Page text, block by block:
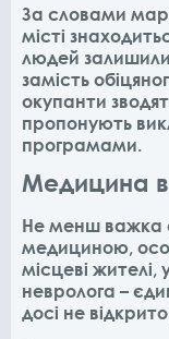
За словами
місті
людей
замість
окупанти
пропонують
програмами.
Медицина в
Не менш важка
медициною,
місцеві жителі,
невролога –
досі не